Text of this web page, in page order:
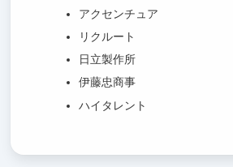
アクセンチュア
リクルート
日立製作所
伊藤忠商事
ハイタレント